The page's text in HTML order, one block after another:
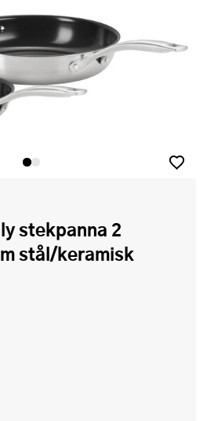
stål/keramisk